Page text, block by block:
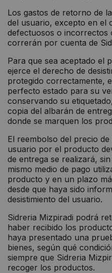
Los gastos de retorno de
del usuario, excepto en el
defectuosos o incorrectos
correrán por cuenta de
Para que sea aceptado el
ejerce el derecho de
protegido correctamente,
perfecto estado para su
conservando su
copia del albarán de
donde se marquen los
El reembolso del precio
usuario por el producto
de entrega se realizará,
mismo medio de pago
producto y en un plazo
desde que haya sido
desistimiento del usuario.
Sidreria Mizpiradi podrá
haber recibido los
haya presentado una
bienes, según qué
siempre que Sidreria
recoger los productos.